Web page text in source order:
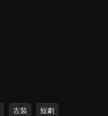
古裝 短劇